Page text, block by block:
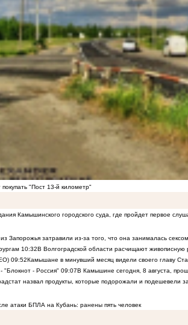
"Пост 13-й километр"
Камышинского городского суда, где пройдет первое
Запорожья затравили из-за того, что она занималась
10:32В Волгоградской области расчищают
09:52Камышане в минувший месяц видели своего главу
"Блокнот - Россия" 09:07В Камышине сегодня, 8 августа,
назвал продукты, которые подорожали и подешевели
атаки БПЛА на Кубань: ранены пять человек